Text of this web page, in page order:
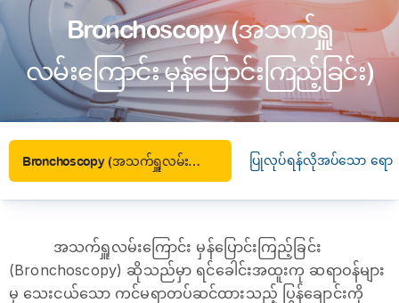
Bronchoscopy (အသက်ရှူ
လမ်းကြောင်း မှန်ပြောင်းကြည့်ခြင်း)
Bronchoscopy (အသက်ရှူလမ်းကြောင်း မှန်ပြောင်းကြည့်ခြင်း) ပြုလုပ်ရန်လိုအပ်သော ရောဂ
အသက်ရှူလမ်းကြောင်း မှန်ပြောင်းကြည့်ခြင်း
(Bronchoscopy) ဆိုသည်မှာ ရင်ခေါင်းအထူးကု ဆရာဝန်များ
မှ သေးငယ်သော ကင်မရာတပ်ဆင်ထားသည့် ပြွန်ချောင်းကို